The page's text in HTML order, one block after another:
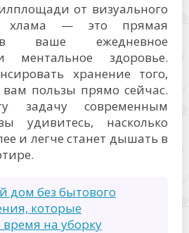
от визуального
хлама — это прямая
ваше ежедневное
ментальное здоровье.
хранение того,
пользы прямо сейчас.
задачу современным
удивитесь, насколько
и легче станет дышать в
дом без бытового
которые
на уборку